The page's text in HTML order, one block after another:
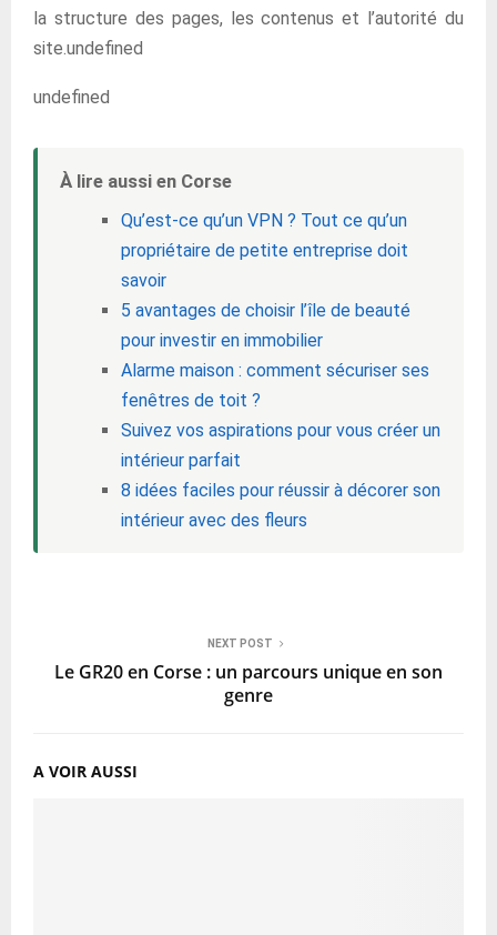
la structure des pages, les contenus et l’autorité du
site.undefined
undefined
À lire aussi en Corse
Qu’est-ce qu’un VPN ? Tout ce qu’un
propriétaire de petite entreprise doit
savoir
5 avantages de choisir l’île de beauté
pour investir en immobilier
Alarme maison : comment sécuriser ses
fenêtres de toit ?
Suivez vos aspirations pour vous créer un
intérieur parfait
8 idées faciles pour réussir à décorer son
intérieur avec des fleurs
NEXT POST
Le GR20 en Corse : un parcours unique en son
genre
A VOIR AUSSI